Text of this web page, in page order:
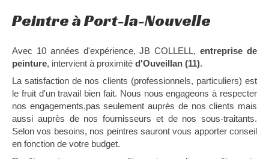
Peintre à Port-la-Nouvelle
Avec 10 années d'expérience, JB COLLELL,entreprise de
peinture, intervient à proximité d'Ouveillan (11).
La satisfaction de nos clients (professionnels, particuliers) est
le fruit d'un travail bien fait. Nous nous engageons à respecter
nos engagements,pas seulement auprès de nos clients mais
aussi auprès de nos fournisseurs et de nos sous-traitants.
Selon vos besoins, nos peintres sauront vous apporter conseil
en fonction de votre budget.